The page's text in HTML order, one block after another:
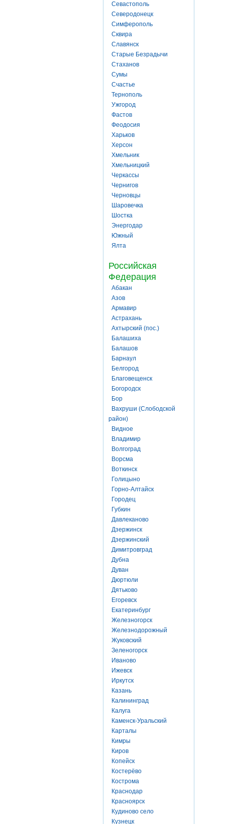
Севастополь
Северодонецк
Симферополь
Сквира
Славянск
Старые Безрадычи
Стаханов
Сумы
Счастье
Тернополь
Ужгород
Фастов
Феодосия
Харьков
Херсон
Хмельник
Хмельницкий
Черкассы
Чернигов
Черновцы
Шаровечка
Шостка
Энергодар
Южный
Ялта
Российская
Федерация
Абакан
Азов
Армавир
Астрахань
Ахтырский (пос.)
Балашиха
Балашов
Барнаул
Белгород
Благовещенск
Богородск
Бор
Вахруши (Слободской
район)
Видное
Владимир
Волгоград
Ворсма
Воткинск
Голицыно
Горно-Алтайск
Городец
Губкин
Давлеканово
Дзержинск
Дзержинский
Димитровград
Дубна
Дуван
Дюртюли
Дятьково
Егоревск
Екатеринбург
Железногорск
Железнодорожный
Жуковский
Зеленогорск
Иваново
Ижевск
Иркутск
Казань
Калининград
Калуга
Каменск-Уральский
Карталы
Кимры
Киров
Копейск
Костерёво
Кострома
Краснодар
Красноярск
Кудиново село
Кузнецк